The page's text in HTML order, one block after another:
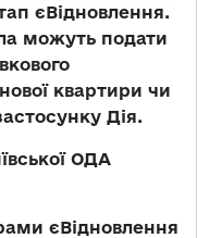
єВідновлення.
можуть подати
квартири чи
Дія.
ОДА
єВідновлення